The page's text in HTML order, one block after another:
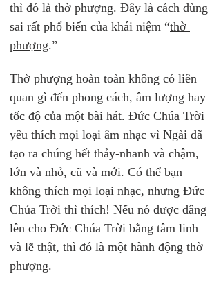
thì đó là thờ phượng. Đây là cách dùng
sai rất phổ biến của khái niệm “thờ
phượng.”
Thờ phượng hoàn toàn không có liên
quan gì đến phong cách, âm lượng hay
tốc độ của một bài hát. Đức Chúa Trời
yêu thích mọi loại âm nhạc vì Ngài đã
tạo ra chúng hết thảy-nhanh và chậm,
lớn và nhỏ, cũ và mới. Có thể bạn
không thích mọi loại nhạc, nhưng Đức
Chúa Trời thì thích! Nếu nó được dâng
lên cho Đức Chúa Trời bằng tâm linh
và lẽ thật, thì đó là một hành động thờ
phượng.